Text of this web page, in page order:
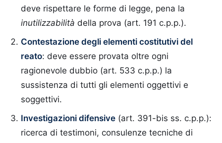
deve rispettare le forme di legge, pena la
inutilizzabilità della prova (art. 191 c.p.p.).
Contestazione degli elementi costitutivi del
reato: deve essere provata oltre ogni
ragionevole dubbio (art. 533 c.p.p.) la
sussistenza di tutti gli elementi oggettivi e
soggettivi.
Investigazioni difensive (art. 391-bis ss. c.p.p.):
ricerca di testimoni, consulenze tecniche di